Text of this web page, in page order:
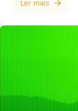
Ler mais